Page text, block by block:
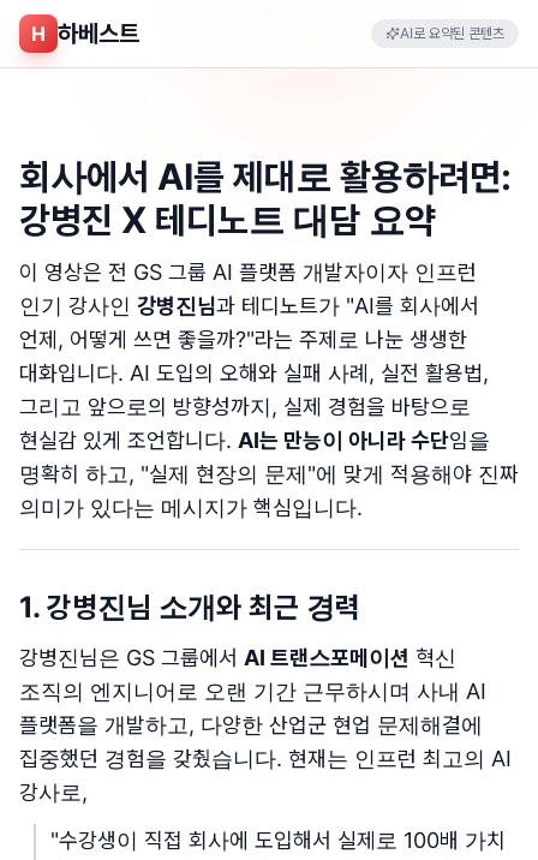
H 하베스트 AI로 요약된 콘텐츠
회사에서 AI를 제대로 활용하려면:
강병진 X 테디노트 대담 요약
이 영상은 전 GS 그룹 AI 플랫폼 개발자이자 인프런
인기 강사인 강병진님과 테디노트가 "AI를 회사에서
언제, 어떻게 쓰면 좋을까?"라는 주제로 나눈 생생한
대화입니다. AI 도입의 오해와 실패 사례, 실전 활용법,
그리고 앞으로의 방향성까지, 실제 경험을 바탕으로
현실감 있게 조언합니다. AI는 만능이 아니라 수단임을
명확히 하고, "실제 현장의 문제"에 맞게 적용해야 진짜
의미가 있다는 메시지가 핵심입니다.
1. 강병진님 소개와 최근 경력
강병진님은 GS 그룹에서 AI 트랜스포메이션 혁신
조직의 엔지니어로 오랜 기간 근무하시며 사내 AI
플랫폼을 개발하고, 다양한 산업군 현업 문제해결에
집중했던 경험을 갖췄습니다. 현재는 인프런 최고의 AI
강사로,
"수강생이 직접 회사에 도입해서 실제로 100배 가치